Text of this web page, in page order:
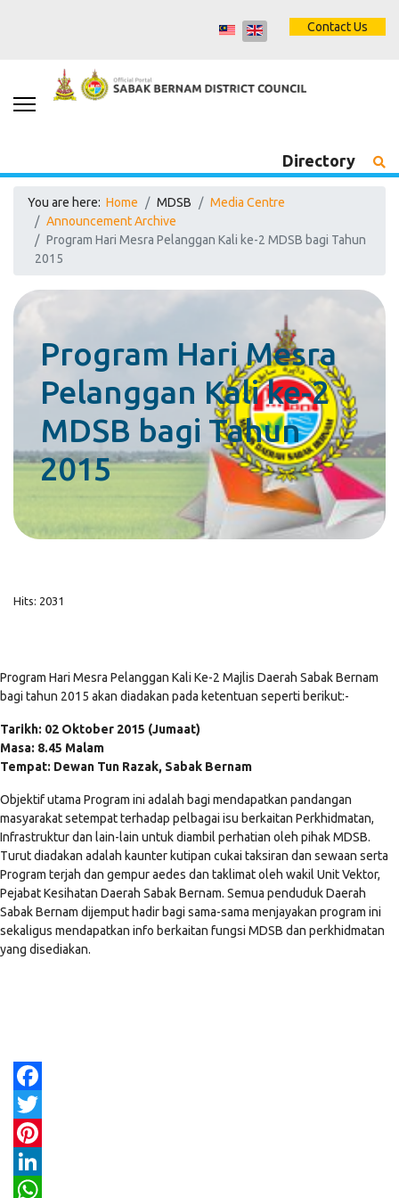
Contact Us
Directory
You are here: Home MDSB
Media Centre
Announcement Archive
Program Hari Mesra Pelanggan Kali ke-2 MDSB bagi Tahun
2015
Program Hari Mesra
Pelanggan Kali ke-2
MDSB bagi Tahun
2015
Hits: 2031
Program Hari Mesra Pelanggan Kali Ke-2 Majlis Daerah Sabak Bernam
bagi tahun 2015 akan diadakan pada ketentuan seperti berikut:-
Tarikh: 02 Oktober 2015 (Jumaat)
Masa: 8.45 Malam
Tempat: Dewan Tun Razak, Sabak Bernam
Objektif utama Program ini adalah bagi mendapatkan pandangan
masyarakat setempat terhadap pelbagai isu berkaitan Perkhidmatan,
Infrastruktur dan lain-lain untuk diambil perhatian oleh pihak MDSB.
Turut diadakan adalah kaunter kutipan cukai taksiran dan sewaan serta
Program terjah dan gempur aedes dan taklimat oleh wakil Unit Vektor,
Pejabat Kesihatan Daerah Sabak Bernam. Semua penduduk Daerah
Sabak Bernam dijemput hadir bagi sama-sama menjayakan program ini
sekaligus mendapatkan info berkaitan fungsi MDSB dan perkhidmatan
yang disediakan.
Facebook
Twitter
Pinterest
LinkedIn